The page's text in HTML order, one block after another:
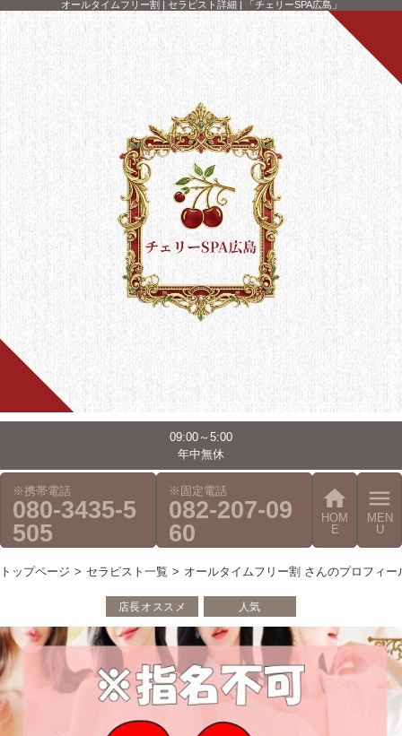
オールタイムフリー割 | セラピスト詳細 | 「チェリーSPA広島」
09:00～5:00
年中無休
※携帯電話
080-3435-5
505
※固定電話
082-207-09
60
home
HOM
E
menu
MEN
U
トップページ セラピスト一覧 オールタイムフリー割 さんのプロフィー
店長オススメ 人気